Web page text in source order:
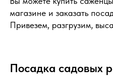
магазине и заказать
Привезем, разгрузим,
Посадка садовых